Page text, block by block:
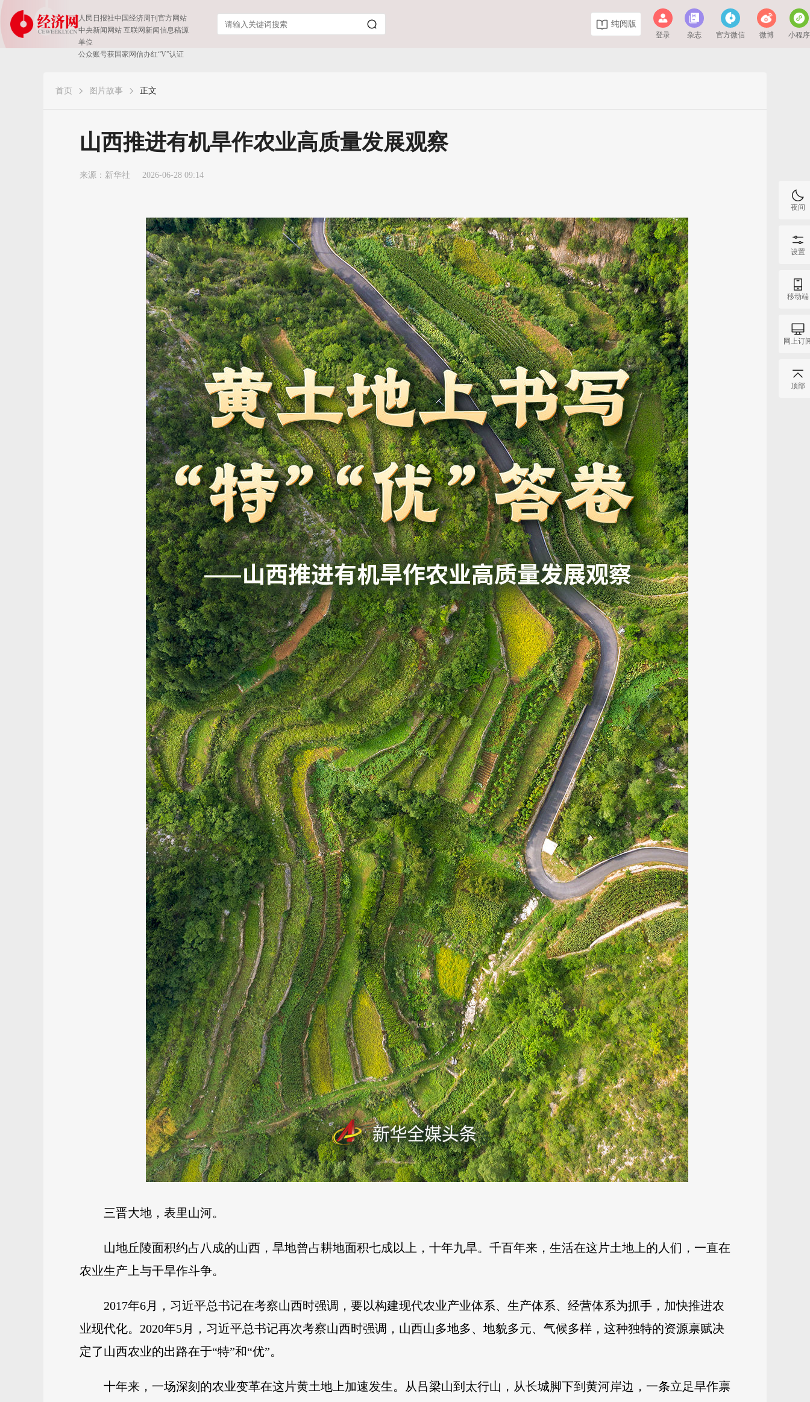
人民日报社中国经济周刊官方网站
中央新闻网站 互联网新闻信息稿源
单位
公众账号获国家网信办红“V”认证
纯阅版
登录 杂志 官方微信 微博 小程序
首页 图片故事 正文
山西推进有机旱作农业高质量发展观察
来源： 新华社 2026-06-28 09:14
三晋大地，表里山河。
山地丘陵面积约占八成的山西，旱地曾占耕地面积七成以上，十年九旱。千百年来，生活在这片土地上的人们，一直在
农业生产上与干旱作斗争。
2017年6月，习近平总书记在考察山西时强调，要以构建现代农业产业体系、生产体系、经营体系为抓手，加快推进农
业现代化。2020年5月，习近平总书记再次考察山西时强调，山西山多地多、地貌多元、气候多样，这种独特的资源禀赋决
定了山西农业的出路在于“特”和“优”。
十年来，一场深刻的农业变革在这片黄土地上加速发生。从吕梁山到太行山，从长城脚下到黄河岸边，一条立足旱作禀
夜间
设置
移动端
网上订
顶部